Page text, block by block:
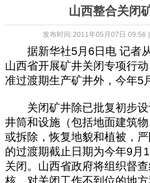
山西整合关闭
发布时间:2011年05月07日 09:56 |
据新华社5月6日电 记者从
山西省开展矿井关闭专项行
准过渡期生产矿井外，今年5
关闭矿井除已批复初步设
井筒和设施（包括地面建筑
或拆除，恢复地貌和植被，
的过渡期截止日期为今年9月
关闭。山西省政府将组织督